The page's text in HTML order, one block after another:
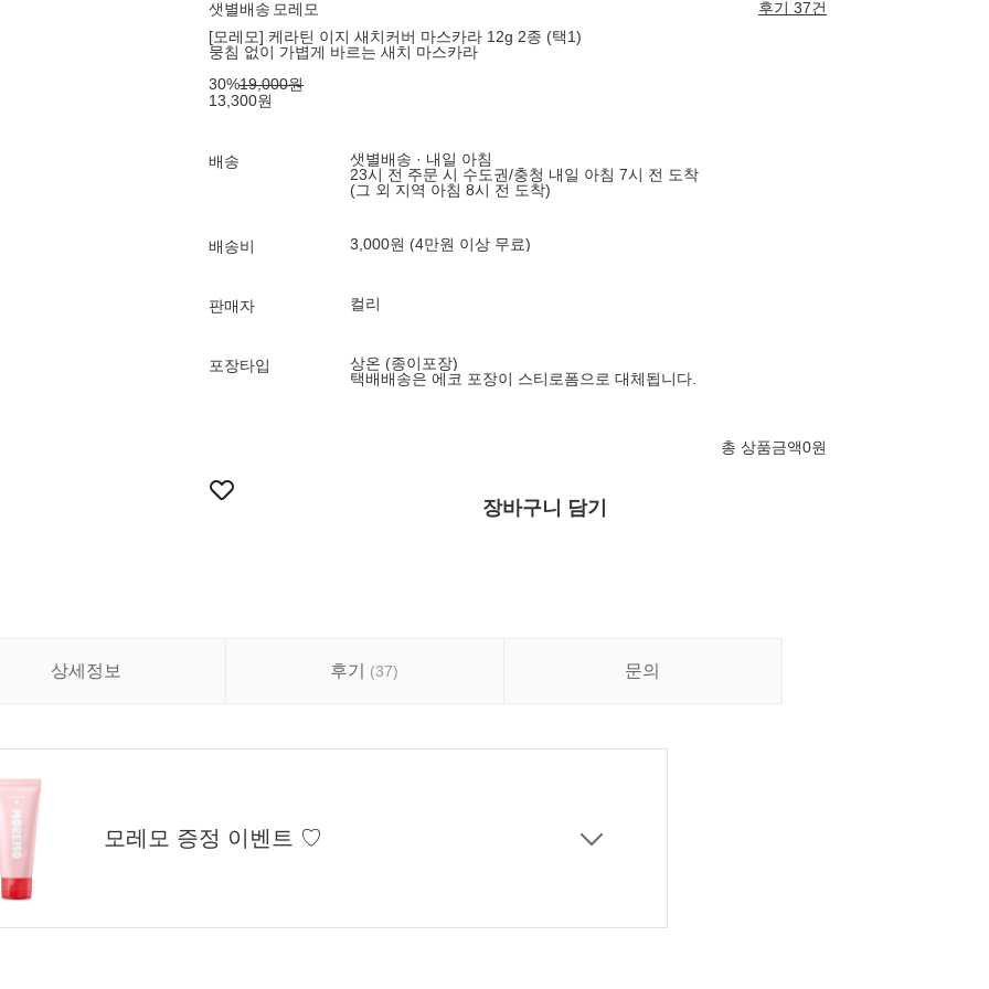
샛별배송 모레모
후기 37건
[모레모] 케라틴 이지 새치커버 마스카라 12g 2종 (택1)
뭉침 없이 가볍게 바르는 새치 마스카라
30%19,000원
13,300원
배송
샛별배송 · 내일 아침
23시 전 주문 시 수도권/충청 내일 아침 7시 전 도착
(그 외 지역 아침 8시 전 도착)
배송비 3,000원 (4만원 이상 무료)
판매자 컬리
포장타입
상온 (종이포장)
택배배송은 에코 포장이 스티로폼으로 대체됩니다.
총 상품금액0원
장바구니 담기
상세정보 후기 (37) 문의
모레모 증정 이벤트 ♡